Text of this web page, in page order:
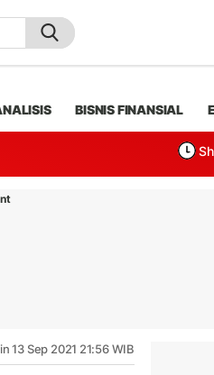
BISNIS FINANSIAL
13 Sep 2021 21:56 WIB